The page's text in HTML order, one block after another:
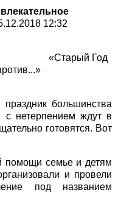
12:32
Год
большинства
нетерпением ждут в
готовятся. Вот
семье и детям
и провели
под названием